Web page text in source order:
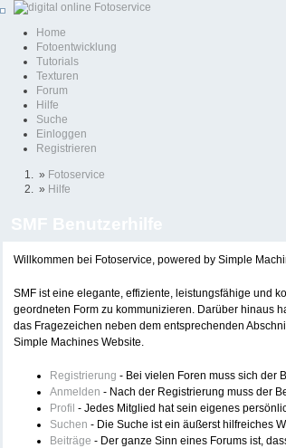
Home
Fotoentwicklung
Tutorials
Texturen
Forum
Hilfe
Suche
Einloggen
Registrieren
» Fotoservice
» Hilfe
Willkommen bei Fotoservice, powered by Simple
SMF ist eine elegante, effiziente, leistungsfähige und
geordneten Form zu kommunizieren. Darüber hinaus
das Fragezeichen neben dem entsprechenden
Simple Machines Website.
Registrierung - Bei vielen Foren muss sich der
Anmelden - Nach der Registrierung muss der
Profil - Jedes Mitglied hat sein eigenes
Suchen - Die Suche ist ein äußerst hilfreiches
Beiträge - Der ganze Sinn eines Forums ist,